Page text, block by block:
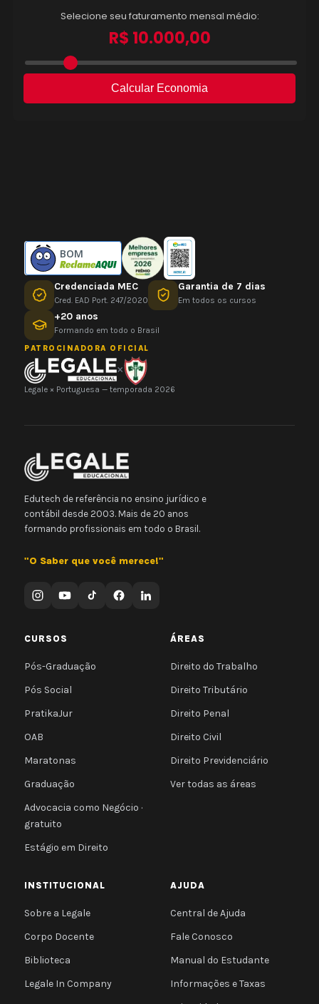
BOM
Credenciada MEC
Cred. EAD Port. 247/2020
Garantia de 7 dias
Em todos os cursos
+20 anos
Formando em todo o Brasil
PATROCINADORA OFICIAL
×
Legale × Portuguesa — temporada 2026
Edutech de referência no ensino jurídico e
contábil desde 2003. Mais de 20 anos
formando profissionais em todo o Brasil.
"O Saber que você merece!"
CURSOS
Pós-Graduação
Pós Social
PratikaJur
OAB
Maratonas
Graduação
Advocacia como Negócio ·
gratuito
Estágio em Direito
ÁREAS
Direito do Trabalho
Direito Tributário
Direito Penal
Direito Civil
Direito Previdenciário
Ver todas as áreas
INSTITUCIONAL
Sobre a Legale
Corpo Docente
Biblioteca
Legale In Company
AJUDA
Central de Ajuda
Fale Conosco
Manual do Estudante
Informações e Taxas